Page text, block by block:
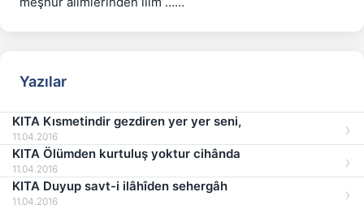
Yazılar
KITA Kısmetindir gezdiren yer yer seni,
11.04.2016
KITA Ölümden kurtuluş yoktur cihânda
11.04.2016
KITA Duyup savt-i ilâhîden sehergâh
11.04.2016